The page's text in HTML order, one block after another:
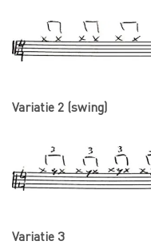
Variatie 2 (swing)
Variatie 3